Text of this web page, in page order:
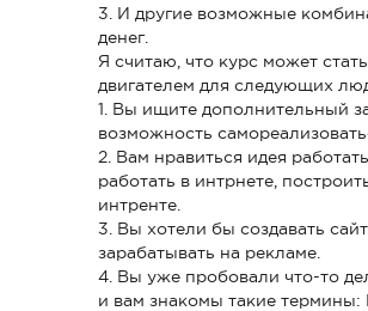
3. И другие возможные
денег.
Я считаю, что курс может
двигателем для следующих
1. Вы ищите дополнительный
возможность
2. Вам нравиться идея
работать в интрнете,
интренте.
3. Вы хотели бы создавать
зарабатывать на рекламе.
4. Вы уже пробовали что-то
и вам знакомы такие термины: